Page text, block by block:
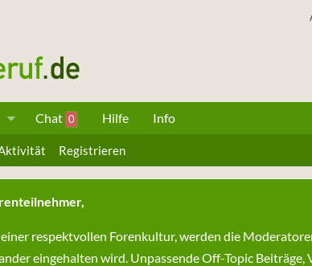
Chat 0 Hilfe Info
Registrieren
einer respektvollen Forenkultur, werden die
eingehalten wird. Unpassende Off-Topic